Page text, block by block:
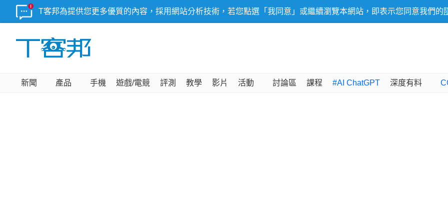
T客邦為提供您更多優質的內容，採用網站分析技術，若您點選「我同意」或繼續瀏覽本網站，即表示您同意我們的
新聞 產品 手機 遊戲/電競 評測 教學 影片 活動 討論區 課程 #AI ChatGPT 深度有料